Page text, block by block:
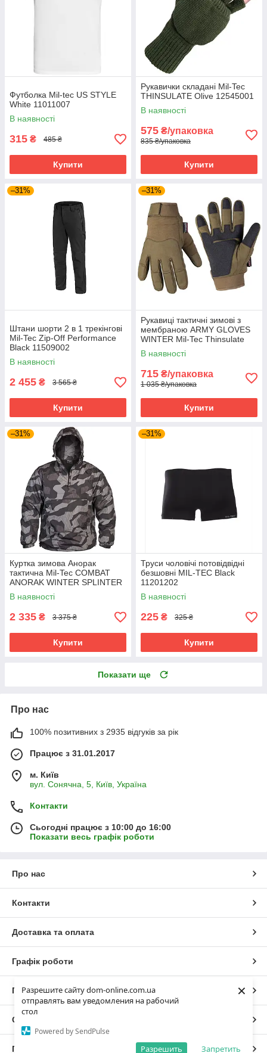
Разрешите сайту dom-online.com.ua
отправлять вам уведомления на рабочий
стол
Powered by SendPulse
Запретить
Разрешить
×
Футболка Mil-tec US STYLE
White 11011007
В наявності
315 ₴ 485 ₴
Купити
Рукавички складані Mil-Tec
THINSULATE Olive 12545001
В наявності
575 ₴/упаковка
835 ₴/упаковка
Купити
–31%
Штани шорти 2 в 1 трекінгові
Mil-Tec Zip-Off Performance
Black 11509002
В наявності
2 455 ₴ 3 565 ₴
Купити
–31%
Рукавиці тактичні зимові з
мембраною ARMY GLOVES
WINTER Mil-Tec Thinsulate
Oliva 12520801
В наявності
715 ₴/упаковка
1 035 ₴/упаковка
Купити
–31%
Куртка зимова Анорак
тактична Mil-Tec COMBAT
ANORAK WINTER SPLINTER
NIGHT 10335054
В наявності
2 335 ₴ 3 375 ₴
Купити
–31%
Труси чоловічі потовідвідні
безшовні MIL-TEC Black
11201202
В наявності
225 ₴ 325 ₴
Купити
Показати ще
Про нас
100% позитивних з 2935 відгуків за рік
Працює з 31.01.2017
м. Київ
вул. Сонячна, 5, Київ, Україна
Контакти
Сьогодні працює з 10:00 до 16:00
Показати весь графік роботи
Про нас
Контакти
Доставка та оплата
Графік роботи
Повна версія сайту
Сайт створено на маркетплейсі
Політика конфіденційності